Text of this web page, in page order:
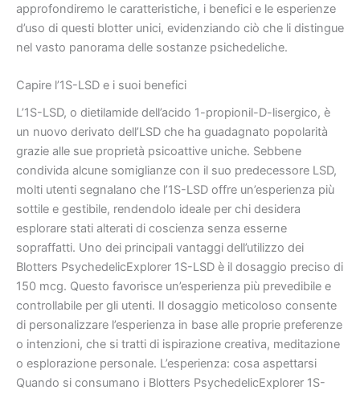
approfondiremo le caratteristiche, i benefici e le esperienze
d’uso di questi blotter unici, evidenziando ciò che li distingue
nel vasto panorama delle sostanze psichedeliche.
Capire l’1S-LSD e i suoi benefici
L’1S-LSD, o dietilamide dell’acido 1-propionil-D-lisergico, è
un nuovo derivato dell’LSD che ha guadagnato popolarità
grazie alle sue proprietà psicoattive uniche. Sebbene
condivida alcune somiglianze con il suo predecessore LSD,
molti utenti segnalano che l’1S-LSD offre un’esperienza più
sottile e gestibile, rendendolo ideale per chi desidera
esplorare stati alterati di coscienza senza esserne
sopraffatti. Uno dei principali vantaggi dell’utilizzo dei
Blotters PsychedelicExplorer 1S-LSD è il dosaggio preciso di
150 mcg. Questo favorisce un’esperienza più prevedibile e
controllabile per gli utenti. Il dosaggio meticoloso consente
di personalizzare l’esperienza in base alle proprie preferenze
o intenzioni, che si tratti di ispirazione creativa, meditazione
o esplorazione personale. L’esperienza: cosa aspettarsi
Quando si consumano i Blotters PsychedelicExplorer 1S-